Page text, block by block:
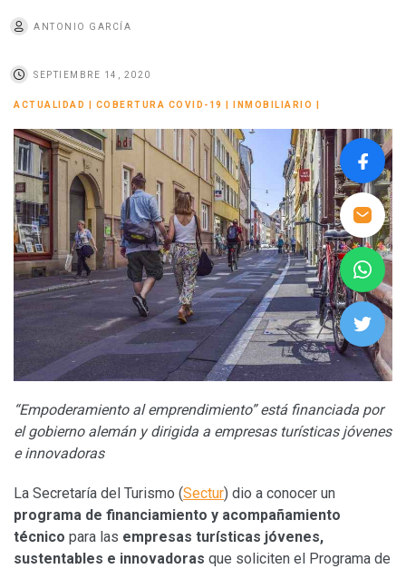
ANTONIO GARCÍA
SEPTIEMBRE 14, 2020
ACTUALIDAD COBERTURA COVID-19 INMOBILIARIO
“Empoderamiento al emprendimiento” está financiada por
el gobierno alemán y dirigida a empresas turísticas jóvenes
e innovadoras
La Secretaría del Turismo (Sectur) dio a conocer un
programa de financiamiento y acompañamiento
técnico para las empresas turísticas jóvenes,
sustentables e innovadoras que soliciten el Programa de